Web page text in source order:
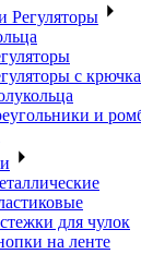
Регуляторы
с
и
для чулок
на ленте